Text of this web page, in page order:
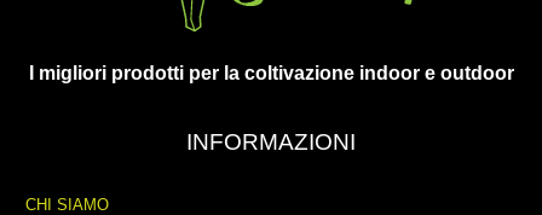
I migliori prodotti per la coltivazione indoor e outdoor
INFORMAZIONI
CHI SIAMO